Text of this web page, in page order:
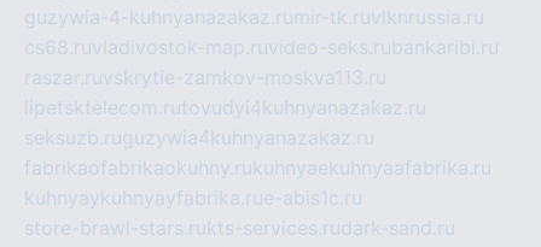
guzywia-4-kuhnyanazakaz.ru mir-tk.ruvlknrussia.ru
cs68.ruvladivostok-map.ruvideo-seks.rubankaribi.ru
raszar.ruvskrytie-zamkov-moskva113.ru
lipetsktelecom.rutovudyi4kuhnyanazakaz.ru
seksuzb.ruguzywia4kuhnyanazakaz.ru
fabrikaofabrikaokuhny.rukuhnyaekuhnyaafabrika.ru
kuhnyaykuhnyayfabrika.rue-abis1c.ru
store-brawl-stars.rukts-services.rudark-sand.ru